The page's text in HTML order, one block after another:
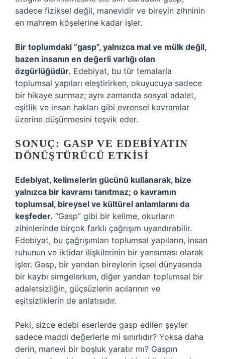
sadece fiziksel değil, manevidir ve bireyin zihninin
en mahrem köşelerine kadar işler.
Bir toplumdaki “gasp”, yalnızca mal ve mülk değil,
bazen insanın en değerli varlığı olan
özgürlüğüdür. Edebiyat, bu tür temalarla
toplumsal yapıları eleştirirken, okuyucuya sadece
bir hikaye sunmaz; aynı zamanda sosyal adalet,
eşitlik ve insan hakları gibi evrensel kavramlar
üzerine düşünmesini teşvik eder.
SONUÇ: GASP VE EDEBIYATIN
DÖNÜŞTÜRÜCÜ ETKISI
Edebiyat, kelimelerin gücünü kullanarak, bize
yalnızca bir kavramı tanıtmaz; o kavramın
toplumsal, bireysel ve kültürel anlamlarını da
keşfeder. “Gasp” gibi bir kelime, okurların
zihinlerinde birçok farklı çağrışım uyandırabilir.
Edebiyat, bu çağrışımları toplumsal yapıların, insan
ruhunun ve iktidar ilişkilerinin bir yansıması olarak
işler. Gasp, bir yandan bireylerin içsel dünyasında
bir kaybı simgelerken, diğer yandan toplumsal bir
adaletsizliğin, güçsüzlerin acılarının ve
eşitsizliklerin de anlatısıdır.
Peki, sizce edebi eserlerde gasp edilen şeyler
sadece maddi değerlerle mi sınırlıdır? Yoksa daha
derin, manevi bir boşluk yaratır mı? Gaspın